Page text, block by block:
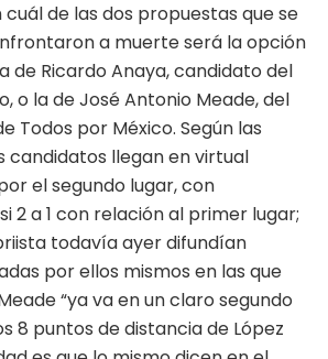
de las dos propuestas que se
a muerte será la opción
de Ricardo Anaya, candidato del
o la de José Antonio Meade, del
Todos por México. Según las
candidatos llegan en virtual
el segundo lugar, con
2 a 1 con relación al primer lugar;
todavía ayer difundían
por ellos mismos en las que
“ya va en un claro segundo
8 puntos de distancia de López